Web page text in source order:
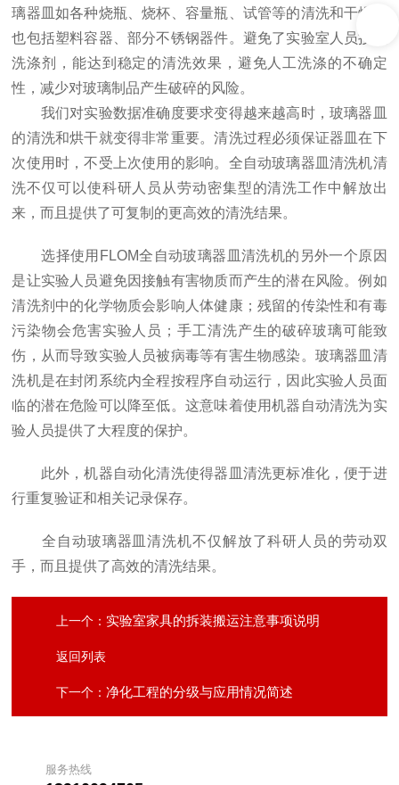
璃器皿如各种烧瓶、烧杯、容量瓶、试管等的清洗和干燥。
也包括塑料容器、部分不锈钢器件。避免了实验室人员接触
洗涤剂，能达到稳定的清洗效果，避免人工洗涤的不确定
性，减少对玻璃制品产生破碎的风险。
我们对实验数据准确度要求变得越来越高时，玻璃器皿
的清洗和烘干就变得非常重要。清洗过程必须保证器皿在下
次使用时，不受上次使用的影响。全自动玻璃器皿清洗机清
洗不仅可以使科研人员从劳动密集型的清洗工作中解放出
来，而且提供了可复制的更高效的清洗结果。
选择使用FLOM全自动玻璃器皿清洗机的另外一个原因
是让实验人员避免因接触有害物质而产生的潜在风险。例如
清洗剂中的化学物质会影响人体健康；残留的传染性和有毒
污染物会危害实验人员；手工清洗产生的破碎玻璃可能致
伤，从而导致实验人员被病毒等有害生物感染。玻璃器皿清
洗机是在封闭系统内全程按程序自动运行，因此实验人员面
临的潜在危险可以降至低。这意味着使用机器自动清洗为实
验人员提供了大程度的保护。
此外，机器自动化清洗使得器皿清洗更标准化，便于进
行重复验证和相关记录保存。
全自动玻璃器皿清洗机不仅解放了科研人员的劳动双
手，而且提供了高效的清洗结果。
上一个：实验室家具的拆装搬运注意事项说明
返回列表
下一个：净化工程的分级与应用情况简述
服务热线